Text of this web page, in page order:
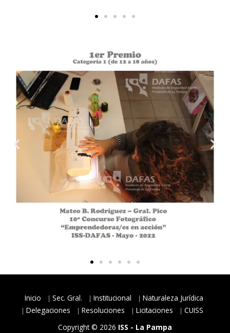
Inicio Sec. Gral. Institucional
Naturaleza Jurídica
Delegaciones
Resoluciones Licitaciones
CUISS
Copyright © 2026 ISS - La Pampa